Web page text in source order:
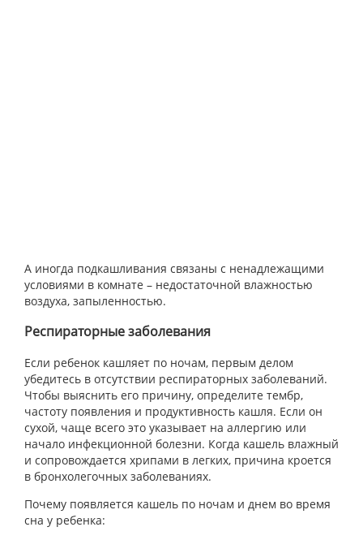
А иногда подкашливания связаны с ненадлежащими
условиями в комнате – недостаточной влажностью
воздуха, запыленностью.
Респираторные заболевания
Если ребенок кашляет по ночам, первым делом
убедитесь в отсутствии респираторных заболеваний.
Чтобы выяснить его причину, определите тембр,
частоту появления и продуктивность кашля. Если он
сухой, чаще всего это указывает на аллергию или
начало инфекционной болезни. Когда кашель влажный
и сопровождается хрипами в легких, причина кроется
в бронхолегочных заболеваниях.
Почему появляется кашель по ночам и днем во время
сна у ребенка: